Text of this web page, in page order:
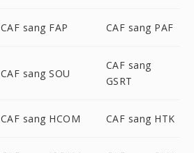
CAF sang FAP CAF sang PAF
CAF sang SOU
CAF sang
GSRT
CAF sang HCOM CAF sang HTK